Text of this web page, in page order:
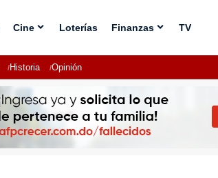
Cine Loterías Finanzas TV
Historia Opinión